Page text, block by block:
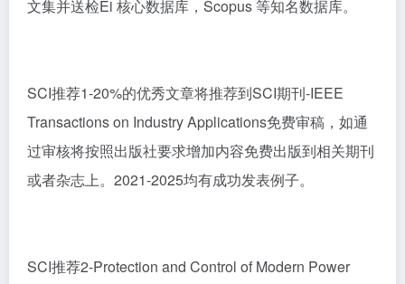
文集并送检Ei 核心数据库，Scopus 等知名数据库。
SCI推荐1-20%的优秀文章将推荐到SCI期刊-IEEE
Transactions on Industry Applications免费审稿，如通
过审核将按照出版社要求增加内容免费出版到相关期刊
或者杂志上。2021-2025均有成功发表例子。
SCI推荐2-Protection and Control of Modern Power